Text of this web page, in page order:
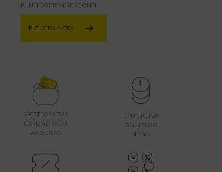
PUNTI E OTTENERE SCONTI.
RICHIEDILA ORA
MOSTRA LA TUA
CARD AD OGNI
ACQUISTO
1 PUNTO PER
OGNI EURO
SPESO